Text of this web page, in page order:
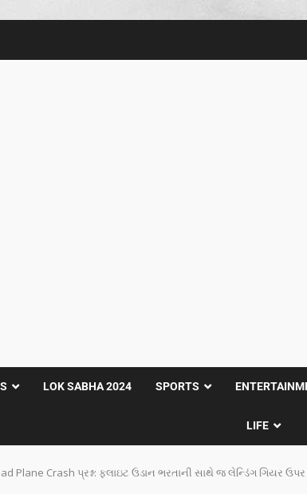
LOK SABHA 2024 SPORTS
LIFE
Plane Crash પ્રશ્ન: ફ્લાઇટ ઉડાન ભરતાની સાથે જ લેન્ડિંગ ગિયર